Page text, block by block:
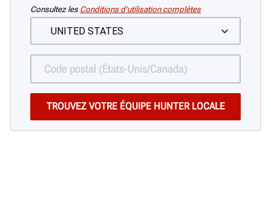
Consultez les Conditions d’utilisation complètes